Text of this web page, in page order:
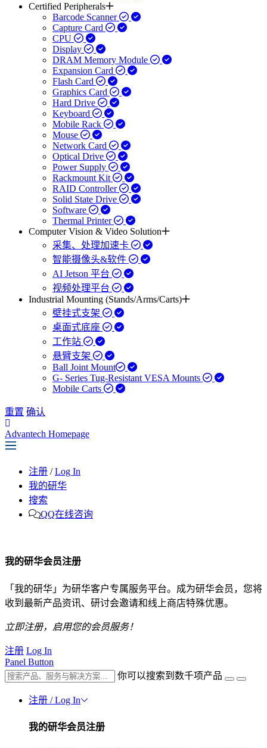
Certified Peripherals
Barcode Scanner
Capture Card
CPU
Display
DRAM Memory Module
Expansion Card
Flash Card
Graphics Card
Hard Drive
Keyboard
Mobile Rack
Mouse
Network Card
Optical Drive
Power Supply
Rackmount Kit
RAID Controller
Solid State Drive
Software
Thermal Printer
Computer Vision & Video Solution
采集、处理加速卡
智能摄像头&软件
AI Jetson 平台
视频处理平台
Industrial Mounting (Stands/Arms/Carts)
壁挂式支架
桌面式底座
工作站
悬臂支架
Ball Joint Mount​
G- Series Tug-Resistant VESA Mounts
Mobile Carts
重置 确认
Advantech Homepage
注册 / Log In
我的研华
搜索
QQ在线咨询
我的研华会员注册
「我的研华」为研华客户专属服务平台。成为研华会员，您将
收到最新产品资讯、研讨会邀请和线上商店特殊优惠。
立即注册，启用您的会员服务！
注册 Log In
Panel Button
你可以搜索到数千项产品
注册 / Log In
我的研华会员注册